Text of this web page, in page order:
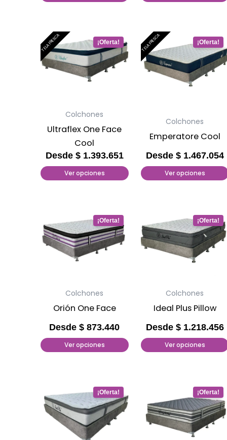
de
producto
de
producto
TELA FRESCA
Colchones
Ultraflex One Face
Cool
Desde $1.393.651
Ver opciones
Este
producto
tiene
múltiples
opciones
se
pueden
elegir
en
de
producto
TELA FRESCA
Colchones
Emperatore Cool
Desde $1.467.054
Ver opciones
Este
producto
tiene
múltiples
opciones
se
elegir
en
de
producto
Colchones
Orión One Face
Desde$ 873.440
Ver opciones
Este
producto
tiene
múltiples
opciones
se
pueden
elegir
en
de
producto
Colchones
Ideal Plus Pillow
Desde $1.218.456
Ver opciones
Este
producto
tiene
múltiples
opciones
se
pueden
elegir
en
de
producto
Este
producto
tiene
múltiples
Este
producto
tiene
múltiples